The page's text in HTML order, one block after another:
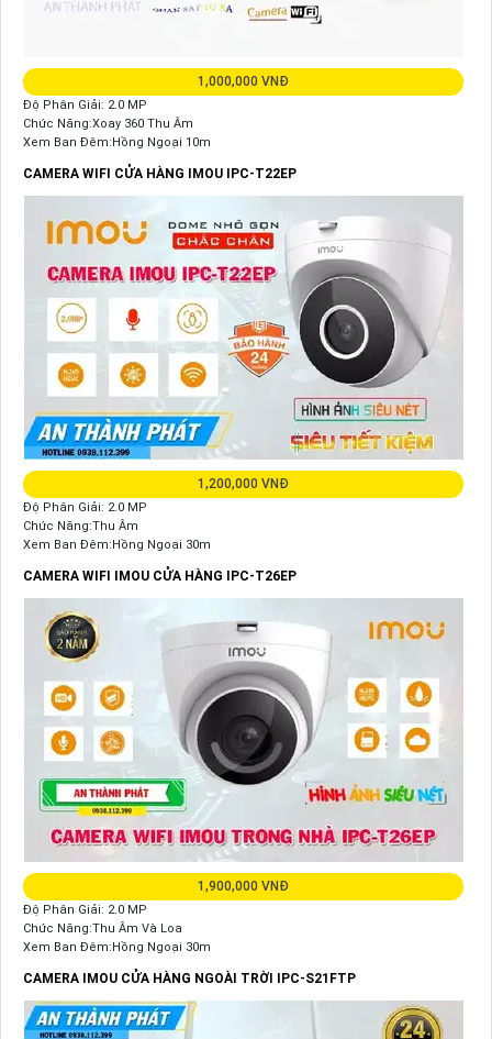
1,000,000 VNĐ
Độ Phân Giải: 2.0 MP
Chức Năng:Xoay 360 Thu Âm
Xem Ban Đêm:Hồng Ngoại 10m
CAMERA WIFI CỬA HÀNG IMOU IPC-T22EP
1,200,000 VNĐ
Độ Phân Giải: 2.0 MP
Chức Năng:Thu Âm
Xem Ban Đêm:Hồng Ngoại 30m
CAMERA WIFI IMOU CỬA HÀNG IPC-T26EP
1,900,000 VNĐ
Độ Phân Giải: 2.0 MP
Chức Năng:Thu Âm Và Loa
Xem Ban Đêm:Hồng Ngoại 30m
CAMERA IMOU CỬA HÀNG NGOÀI TRỜI IPC-S21FTP